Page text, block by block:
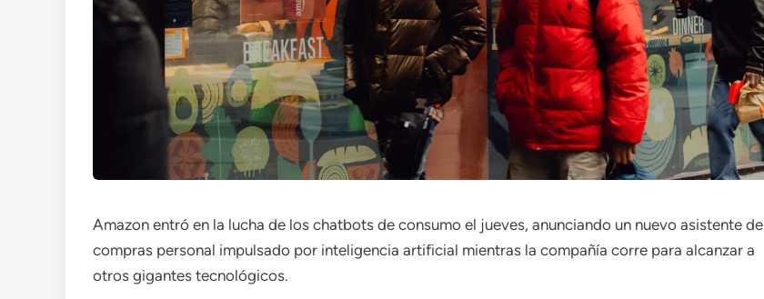
Amazon entró en la lucha de los chatbots de consumo el jueves, anunciando un nuevo asistente de
compras personal impulsado por inteligencia artificial mientras la compañía corre para alcanzar a
otros gigantes tecnológicos.